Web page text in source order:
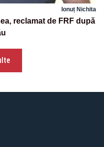
Ionuț Nichita
reclamat de FRF după